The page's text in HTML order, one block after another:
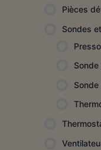
Pièces
Sondes